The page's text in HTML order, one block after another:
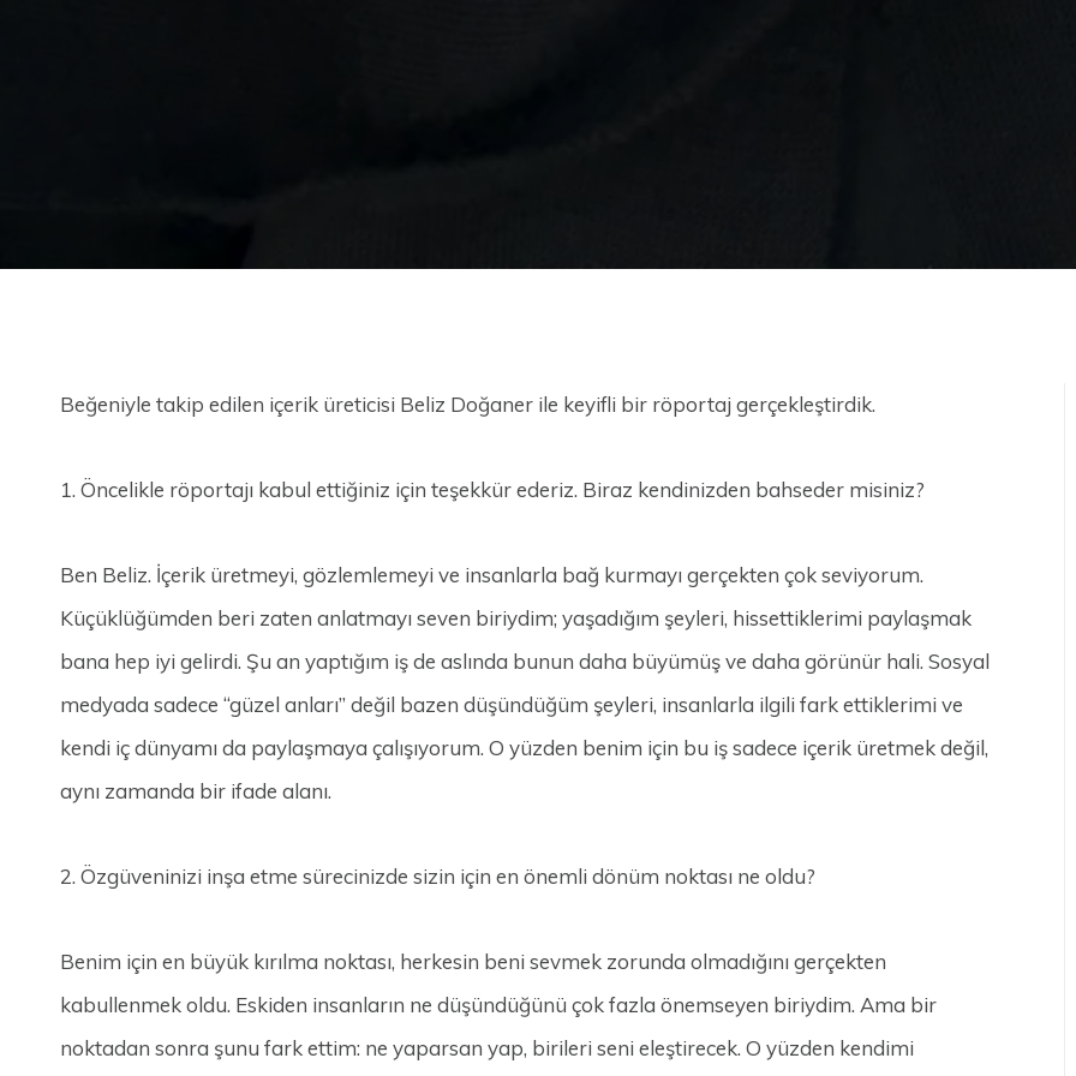
Beğeniyle takip edilen içerik üreticisi Beliz Doğaner ile keyifli bir röportaj gerçekleştirdik.
1. Öncelikle röportajı kabul ettiğiniz için teşekkür ederiz. Biraz kendinizden bahseder misiniz?
Ben Beliz. İçerik üretmeyi, gözlemlemeyi ve insanlarla bağ kurmayı gerçekten çok seviyorum.
Küçüklüğümden beri zaten anlatmayı seven biriydim; yaşadığım şeyleri, hissettiklerimi paylaşmak
bana hep iyi gelirdi. Şu an yaptığım iş de aslında bunun daha büyümüş ve daha görünür hali. Sosyal
medyada sadece “güzel anları” değil bazen düşündüğüm şeyleri, insanlarla ilgili fark ettiklerimi ve
kendi iç dünyamı da paylaşmaya çalışıyorum. O yüzden benim için bu iş sadece içerik üretmek değil,
aynı zamanda bir ifade alanı.
2. Özgüveninizi inşa etme sürecinizde sizin için en önemli dönüm noktası ne oldu?
Benim için en büyük kırılma noktası, herkesin beni sevmek zorunda olmadığını gerçekten
kabullenmek oldu. Eskiden insanların ne düşündüğünü çok fazla önemseyen biriydim. Ama bir
noktadan sonra şunu fark ettim: ne yaparsan yap, birileri seni eleştirecek. O yüzden kendimi